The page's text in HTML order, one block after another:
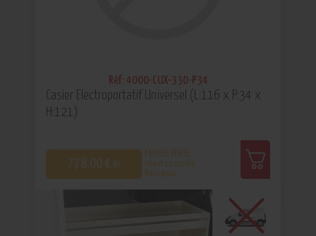
Réf: 4000-CUX-330-P34
Casier Electroportatif Universel (L:116 x P:34 x
H:121)
778,00 € HT
PRIX DE VENTE
client conseillé
Hors pose